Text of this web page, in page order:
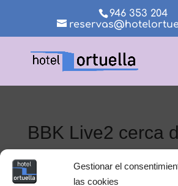
Gestionar el
las cookies
946 353 204
BBK Live2 cerca
Ortuella